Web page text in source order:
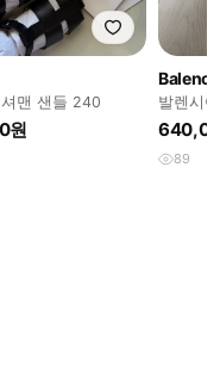
맨 샌들 240
원
발렌시
블랙43
89